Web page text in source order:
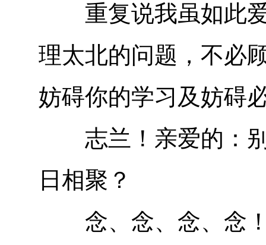
重复说我虽如此爱
理太北的问题，不必
妨碍你的学习及妨碍
志兰！亲爱的：别
日相聚？
念、念、念、念！